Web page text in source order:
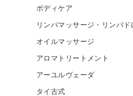
ボディケア
リンパマッサージ・リンパド
オイルマッサージ
アロマトリートメント
アーユルヴェーダ
タイ古式